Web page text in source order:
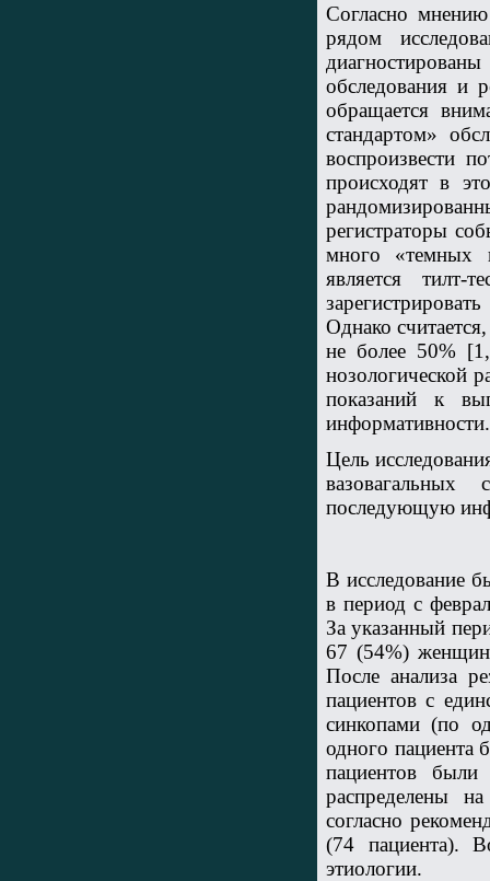
Согласно
рядом
обследования и
обращается
стандартом»
воспроизвести
происходят в
регистраторы
много «темных
является
Однако
не более 50%
нозологической
показаний к
информативности.
Цель
последующую
В исследование
в период с
За указанный
67 (54%)
После анализа
пациентов с
синкопами (по
одного пациента
пациентов были
распределены
согласно
(74 пациента).
этиологии.